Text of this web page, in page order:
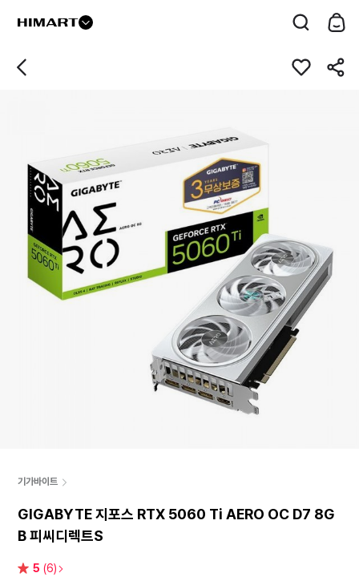
기가바이트
GIGABYTE 지포스 RTX 5060 Ti AERO OC D7 8G
B 피씨디렉트S
별 5 (6)